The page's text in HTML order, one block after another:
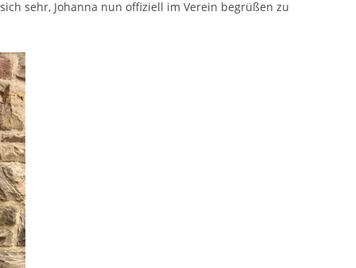
sehr, Johanna nun offiziell im Verein begrüßen zu